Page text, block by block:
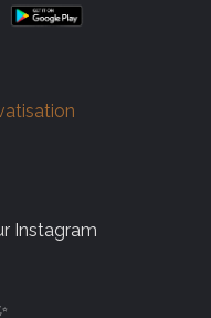
Instagram